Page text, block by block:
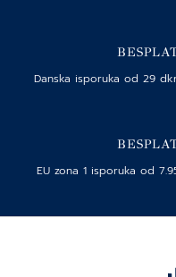
Danska isporuka od 29
EU zona 1 isporuka od